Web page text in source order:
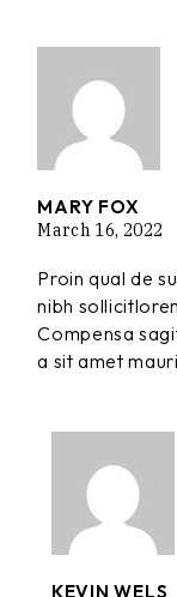
MARY FOX
March 16, 2022
Proin qual de
nibh
Compensa
a sit amet
KEVIN WELS